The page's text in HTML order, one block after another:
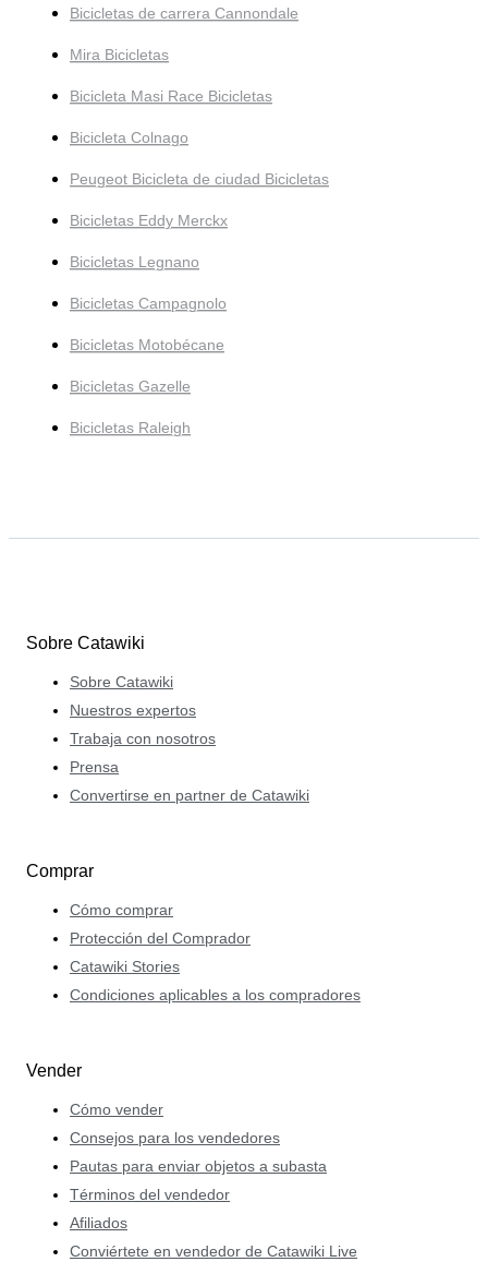
Bicicletas de carrera Cannondale
Mira Bicicletas
Bicicleta Masi Race Bicicletas
Bicicleta Colnago
Peugeot Bicicleta de ciudad Bicicletas
Bicicletas Eddy Merckx
Bicicletas Legnano
Bicicletas Campagnolo
Bicicletas Motobécane
Bicicletas Gazelle
Bicicletas Raleigh
Sobre Catawiki
Sobre Catawiki
Nuestros expertos
Trabaja con nosotros
Prensa
Convertirse en partner de Catawiki
Comprar
Cómo comprar
Protección del Comprador
Catawiki Stories
Condiciones aplicables a los compradores
Vender
Cómo vender
Consejos para los vendedores
Pautas para enviar objetos a subasta
Términos del vendedor
Afiliados
Conviértete en vendedor de Catawiki Live